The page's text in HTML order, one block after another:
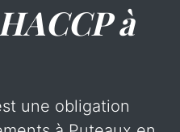
à
une obligation